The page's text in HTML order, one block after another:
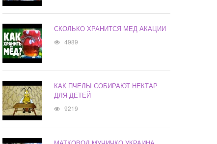
СКОЛЬКО ХРАНИТСЯ МЕД АКАЦИИ
4989
КАК ПЧЕЛЫ СОБИРАЮТ НЕКТАР
ДЛЯ ДЕТЕЙ
9219